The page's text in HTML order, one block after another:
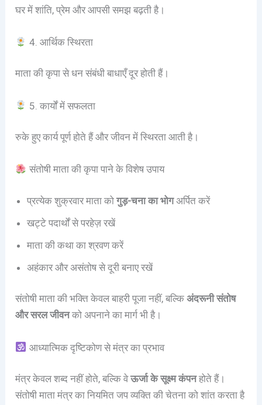
घर में शांति, प्रेम और आपसी समझ बढ़ती है।
4. आर्थिक स्थिरता
माता की कृपा से धन संबंधी बाधाएँ दूर होती हैं।
5. कार्यों में सफलता
रुके हुए कार्य पूर्ण होते हैं और जीवन में स्थिरता आती है।
संतोषी माता की कृपा पाने के विशेष उपाय
प्रत्येक शुक्रवार माता कोगुड़-चना का भोगअर्पित करें
खट्टे पदार्थों से परहेज़ रखें
माता की कथा का श्रवण करें
अहंकार और असंतोष से दूरी बनाए रखें
संतोषी माता की भक्ति केवल बाहरी पूजा नहीं, बल्किअंदरूनी संतोष
और सरल जीवनको अपनाने का मार्ग भी है।
आध्यात्मिक दृष्टिकोण से मंत्र का प्रभाव
मंत्र केवल शब्द नहीं होते, बल्कि वेऊर्जा के सूक्ष्म कंपनहोते हैं।
संतोषी माता मंत्र का नियमित जप व्यक्ति की चेतना को शांत करता है